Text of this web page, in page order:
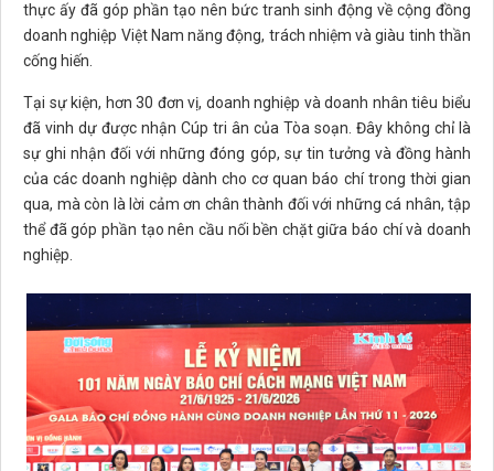
thực ấy đã góp phần tạo nên bức tranh sinh động về cộng đồng
doanh nghiệp Việt Nam năng động, trách nhiệm và giàu tinh thần
cống hiến.
Tại sự kiện, hơn 30 đơn vị, doanh nghiệp và doanh nhân tiêu biểu
đã vinh dự được nhận Cúp tri ân của Tòa soạn. Đây không chỉ là
sự ghi nhận đối với những đóng góp, sự tin tưởng và đồng hành
của các doanh nghiệp dành cho cơ quan báo chí trong thời gian
qua, mà còn là lời cảm ơn chân thành đối với những cá nhân, tập
thể đã góp phần tạo nên cầu nối bền chặt giữa báo chí và doanh
nghiệp.